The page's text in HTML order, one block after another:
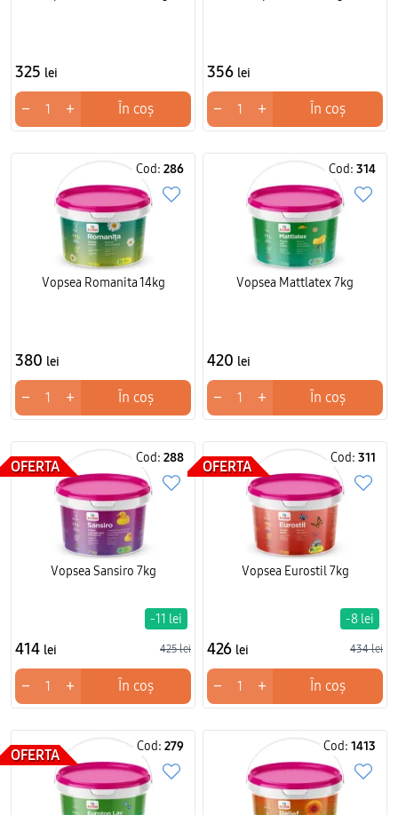
325 lei
− + În coș
356 lei
− + În coș
Cod: 286
Vopsea Romanita 14kg
380 lei
− + În coș
Cod: 314
Vopsea Mattlatex 7kg
420 lei
− + În coș
OFERTA
Cod: 288
Vopsea Sansiro 7kg
414 lei 425 lei
-11 lei
− + În coș
OFERTA
Cod: 311
Vopsea Eurostil 7kg
426 lei 434 lei
-8 lei
− + În coș
OFERTA
Cod: 279 Cod: 1413